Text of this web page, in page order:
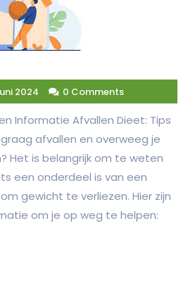
2024 0 Comments
Informatie Afvallen Dieet: Tips
afvallen en overweeg je
Het is belangrijk om te weten
een onderdeel is van een
gewicht te verliezen. Hier zijn
om je op weg te helpen: